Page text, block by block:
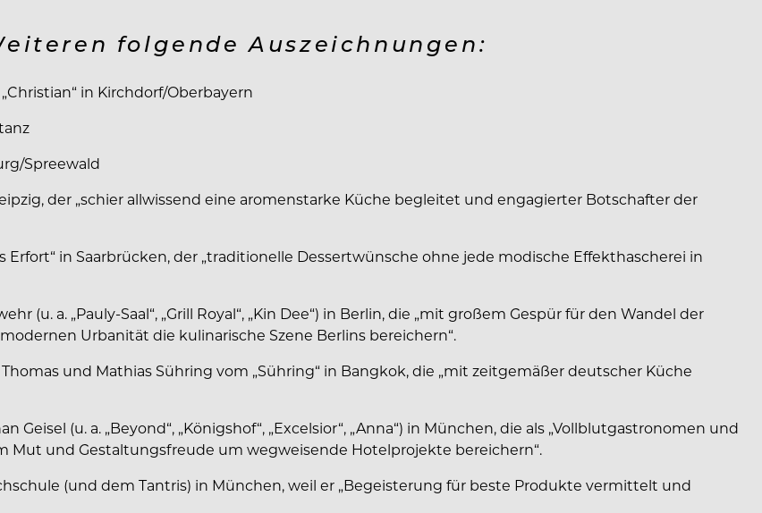
folgende Auszeichnungen:
in Kirchdorf/Oberbayern
Spreewald
der „schier allwissend eine aromenstarke Küche begleitet und engagierter Botschafter der
Erfort“ in Saarbrücken, der „traditionelle Dessertwünsche ohne jede modische Effekthascherei in
(u. a. „Pauly-Saal“, „Grill Royal“, „Kin Dee“) in Berlin, die „mit großem Gespür für den Wandel der
Urbanität die kulinarische Szene Berlins bereichern“.
und Mathias Sühring vom „Sühring“ in Bangkok, die „mit zeitgemäßer deutscher Küche
(u. a. „Beyond“, „Königshof“, „Excelsior“, „Anna“) in München, die als „Vollblutgastronomen und
Mut und Gestaltungsfreude um wegweisende Hotelprojekte bereichern“.
(und dem Tantris) in München, weil er „Begeisterung für beste Produkte vermittelt und